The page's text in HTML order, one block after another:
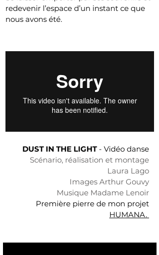
redevenir l’espace d’un instant ce que
nous avons été.
DUST IN THE LIGHT- Vidéo danse
Scénario, réalisation et montage
Laura Lago
Images Arthur Gouvy
Musique Madame Lenoir
Première pierre de mon projet
HUMANA.